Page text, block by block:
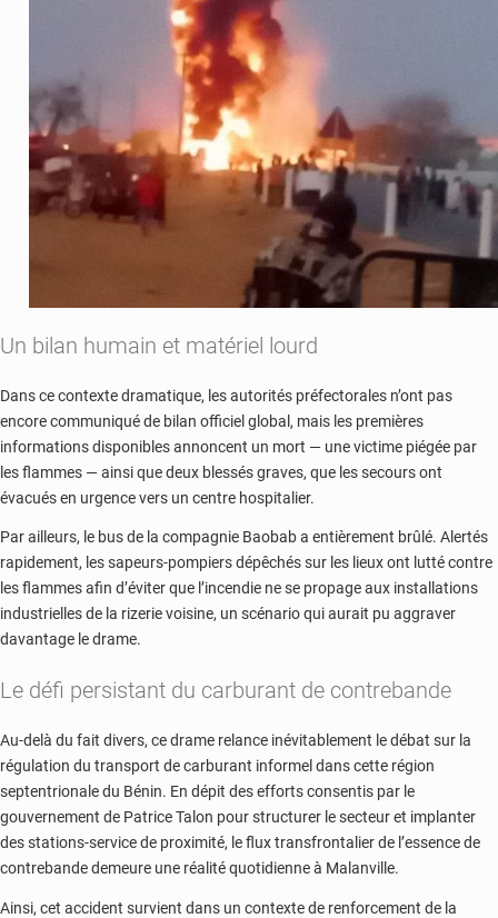
Un bilan humain et matériel lourd
Dans ce contexte dramatique, les autorités préfectorales n’ont pas
encore communiqué de bilan officiel global, mais les premières
informations disponibles annoncent un mort — une victime piégée par
les flammes — ainsi que deux blessés graves, que les secours ont
évacués en urgence vers un centre hospitalier.
Par ailleurs, le bus de la compagnie Baobab a entièrement brûlé. Alertés
rapidement, les sapeurs-pompiers dépêchés sur les lieux ont lutté contre
les flammes afin d’éviter que l’incendie ne se propage aux installations
industrielles de la rizerie voisine, un scénario qui aurait pu aggraver
davantage le drame.
Le défi persistant du carburant de contrebande
Au-delà du fait divers, ce drame relance inévitablement le débat sur la
régulation du transport de carburant informel dans cette région
septentrionale du Bénin. En dépit des efforts consentis par le
gouvernement de Patrice Talon pour structurer le secteur et implanter
des stations-service de proximité, le flux transfrontalier de l’essence de
contrebande demeure une réalité quotidienne à Malanville.
Ainsi, cet accident survient dans un contexte de renforcement de la